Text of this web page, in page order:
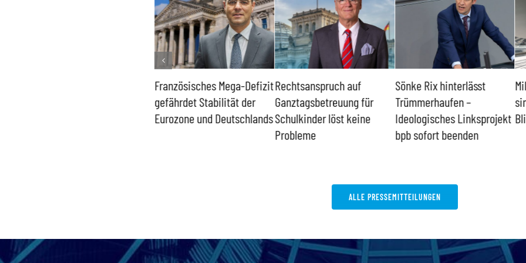
Französisches Mega-Defizit
gefährdet Stabilität der
Eurozone und Deutschlands
Rechtsanspruch auf
Ganztagsbetreuung für
Schulkinder löst keine
Probleme
Sönke Rix hinterlässt
Trümmerhaufen –
Ideologisches Linksprojekt
bpb sofort beenden
ALLE PRESSEMITTEILUNGEN